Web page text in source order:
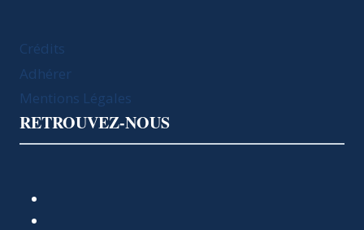
Crédits
Adhérer
Mentions Légales
RETROUVEZ-NOUS